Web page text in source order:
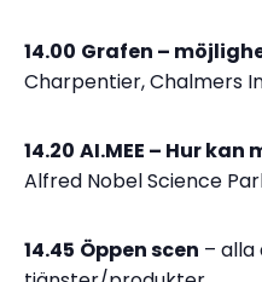
14.00 Grafen –
Charpentier, Chalmers
14.20 AI.MEE – Hur
Alfred Nobel Science
14.45 Öppen scen –